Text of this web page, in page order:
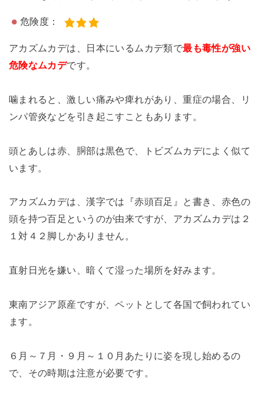
危険度：
アカズムカデは、日本にいるムカデ類で最も毒性が強い
危険なムカデです。
噛まれると、激しい痛みや痺れがあり、重症の場合、リ
ンパ管炎などを引き起こすこともあります。
頭とあしは赤、胴部は黒色で、トビズムカデによく似て
います。
アカズムカデは、漢字では『赤頭百足』と書き、赤色の
頭を持つ百足というのが由来ですが、アカズムカデは２
１対４２脚しかありません。
直射日光を嫌い、暗くて湿った場所を好みます。
東南アジア原産ですが、ペットとして各国で飼われてい
ます。
６月～７月・９月～１０月あたりに姿を現し始めるの
で、その時期は注意が必要です。